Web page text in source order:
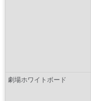
劇場ホワイトボード